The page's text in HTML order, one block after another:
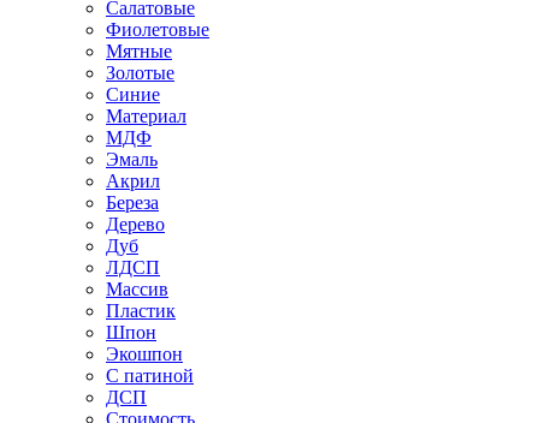
Салатовые
Фиолетовые
Мятные
Золотые
Синие
Материал
МДФ
Эмаль
Акрил
Береза
Дерево
Дуб
ЛДСП
Массив
Пластик
Шпон
Экошпон
С патиной
ДСП
Стоимость